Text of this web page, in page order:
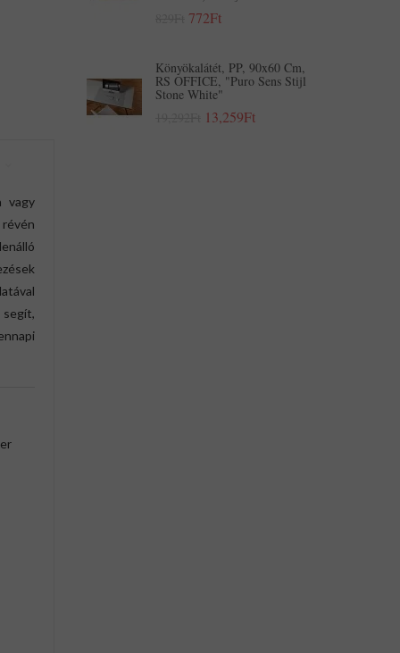
vagy
segít,
772Ft
Könyökalátét, PP, 90x60 Cm,
RS OFFICE, "Puro Sens Stijl
Stone White"
13,259Ft